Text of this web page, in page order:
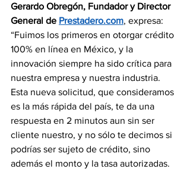
Gerardo Obregón, Fundador y Director
General de Prestadero.com, expresa:
“Fuimos los primeros en otorgar crédito
100% en línea en México, y la
innovación siempre ha sido crítica para
nuestra empresa y nuestra industria.
Esta nueva solicitud, que consideramos
es la más rápida del país, te da una
respuesta en 2 minutos aun sin ser
cliente nuestro, y no sólo te decimos si
podrías ser sujeto de crédito, sino
además el monto y la tasa autorizadas.